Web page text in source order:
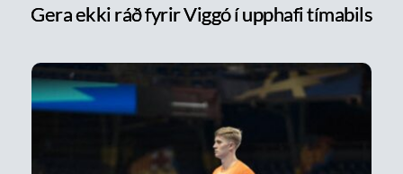
Gera ekki ráð fyrir Viggó í upphafi tímabils